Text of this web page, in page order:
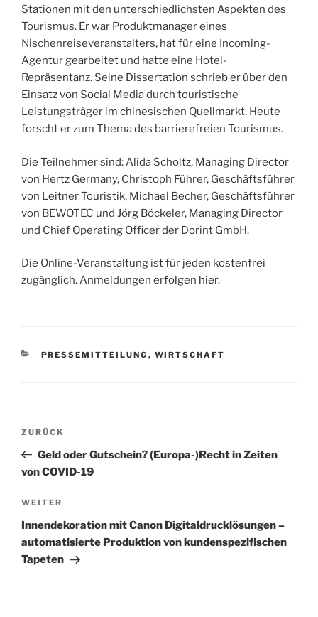
Stationen mit den unterschiedlichsten Aspekten des
Tourismus. Er war Produktmanager eines
Nischenreiseveranstalters, hat für eine Incoming-
Agentur gearbeitet und hatte eine Hotel-
Repräsentanz. Seine Dissertation schrieb er über den
Einsatz von Social Media durch touristische
Leistungsträger im chinesischen Quellmarkt. Heute
forscht er zum Thema des barrierefreien Tourismus.
Die Teilnehmer sind: Alida Scholtz, Managing Director
von Hertz Germany, Christoph Führer, Geschäftsführer
von Leitner Touristik, Michael Becher, Geschäftsführer
von BEWOTEC und Jörg Böckeler, Managing Director
und Chief Operating Officer der Dorint GmbH.
Die Online-Veranstaltung ist für jeden kostenfrei
zugänglich. Anmeldungen erfolgen hier.
KATEGORIEN
PRESSEMITTEILUNG , WIRTSCHAFT
Beitrags-
Vorheriger
Beitrag
ZURÜCK
Geld oder Gutschein? (Europa-)Recht in Zeiten
von COVID-19
Nächster
Beitrag
WEITER
Innendekoration mit Canon Digitaldrucklösungen –
automatisierte Produktion von kundenspezifischen
Tapeten